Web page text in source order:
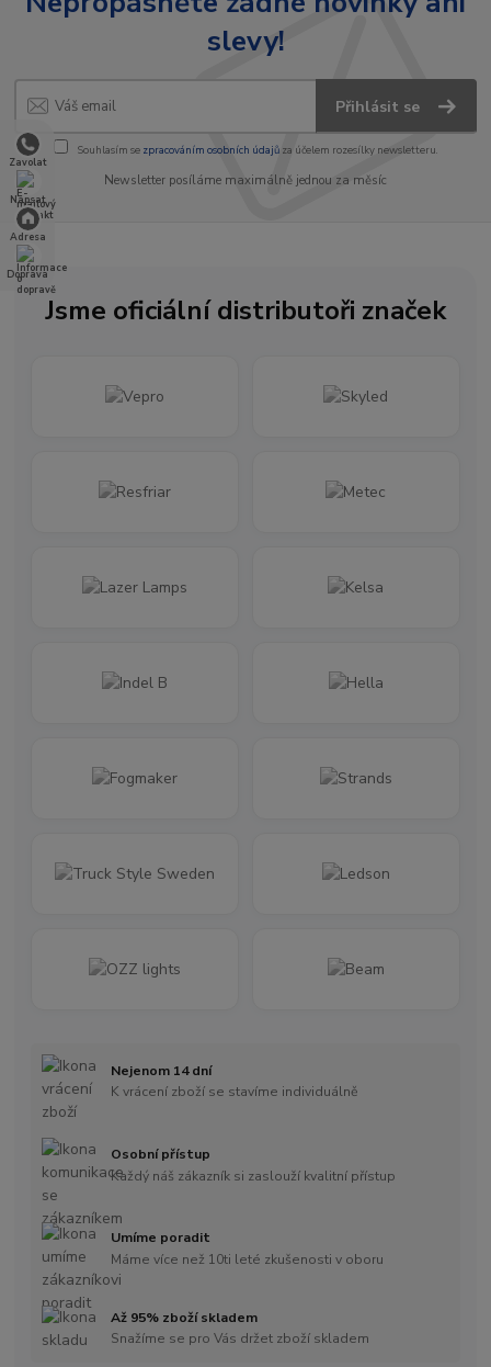
Zavolat
Napsat
Adresa
Doprava
slevy!
Přihlásit se
Souhlasím se zpracováním osobních údajůza účelem rozesílky newsletteru.
Newsletter posíláme maximálně jednou za měsíc
Jsme oficiální distributoři značek
Nejenom 14 dní
K vrácení zboží se stavíme individuálně
Osobní přístup
Každý náš zákazník si zaslouží kvalitní přístup
Umíme poradit
Máme více než 10ti leté zkušenosti v oboru
Až 95% zboží skladem
Snažíme se pro Vás držet zboží skladem